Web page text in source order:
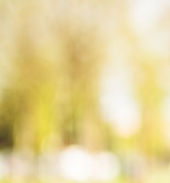
Mit